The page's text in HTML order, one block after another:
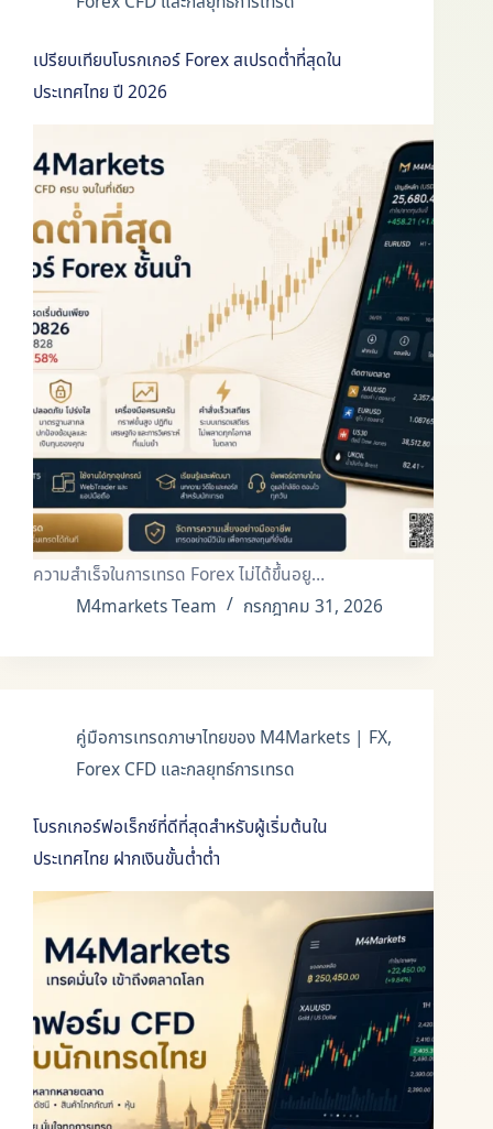
เปรียบเทียบโบรกเกอร์ Forex สเปรดต่ำที่สุดใน
ประเทศไทย ปี 2026
ความสำเร็จในการเทรด Forex ไม่ได้ขึ้นอยู…
M4markets Team
กรกฎาคม 31, 2026
คู่มือการเทรดภาษาไทยของ M4Markets | FX,
Forex CFD และกลยุทธ์การเทรด
โบรกเกอร์ฟอเร็กซ์ที่ดีที่สุดสำหรับผู้เริ่มต้นใน
ประเทศไทย ฝากเงินขั้นต่ำต่ำ